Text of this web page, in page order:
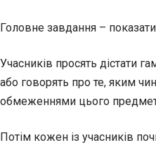
Головне завдання –
Учасників просять дістати
або говорять про те, яким
обмеженнями цього
Потім кожен із учасників